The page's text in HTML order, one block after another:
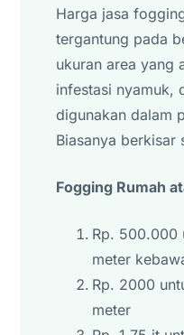
Harga jasa
tergantung pada
ukuran area yang
infestasi nyamuk,
digunakan dalam
Biasanya berkisar
Fogging Rumah
Rp. 500.000
meter
Rp. 2000
meter